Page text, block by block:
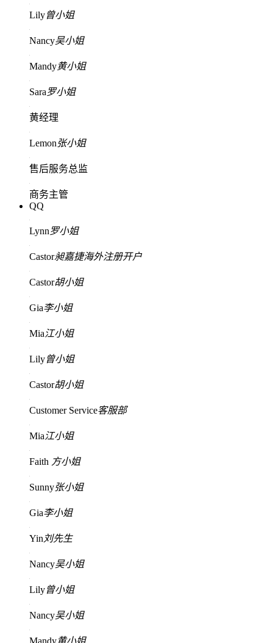
Lily曾小姐
Nancy吴小姐
Mandy黄小姐
Sara罗小姐
黄经理
Lemon张小姐
售后服务总监
商务主管
QQ
Lynn罗小姐
Castor昶嘉捷海外注册开户
Castor胡小姐
Gia李小姐
Mia江小姐
Lily曾小姐
Castor胡小姐
Customer Service客服部
Mia江小姐
Faith 方小姐
Sunny张小姐
Gia李小姐
Yin 刘先生
Nancy吴小姐
Lily曾小姐
Nancy吴小姐
Mandy黄小姐